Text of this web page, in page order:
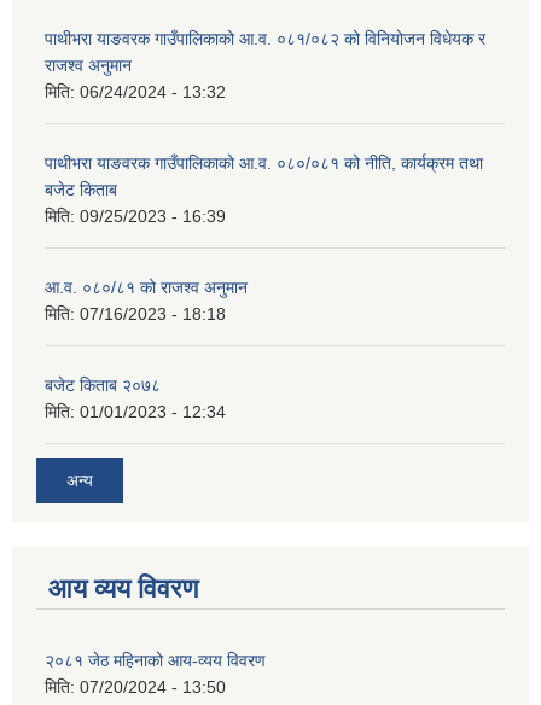
पाथीभरा याङवरक गाउँपालिकाको आ.व. ०८१/०८२ को विनियोजन विधेयक र
राजश्व अनुमान
मिति: 06/24/2024 - 13:32
पाथीभरा याङवरक गाउँपालिकाको आ.व. ०८०/०८१ को नीति, कार्यक्रम तथा
बजेट किताब
मिति: 09/25/2023 - 16:39
आ.व. ०८०/८१ को राजश्व अनुमान
मिति: 07/16/2023 - 18:18
बजेट किताब २०७८
मिति: 01/01/2023 - 12:34
अन्य
आय व्यय विवरण
२०८१ जेठ महिनाको आय-व्यय विवरण
मिति: 07/20/2024 - 13:50